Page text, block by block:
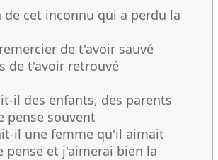
de cet inconnu qui a perdu la
de t'avoir sauvé
de t'avoir retrouvé
il des enfants, des parents
pense souvent
il une femme qu'il aimait
pense et j'aimerai bien la